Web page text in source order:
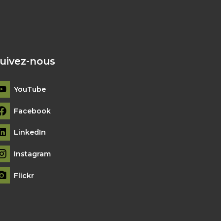
nous
YouTube
Facebook
LinkedIn
Instagram
Flickr